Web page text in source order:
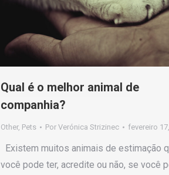
Qual é o melhor animal de
companhia?
Other, Pets Por Verónica Strizinec fevereiro
Existem muitos animais de estimação
você pode ter, acredite ou não, se você